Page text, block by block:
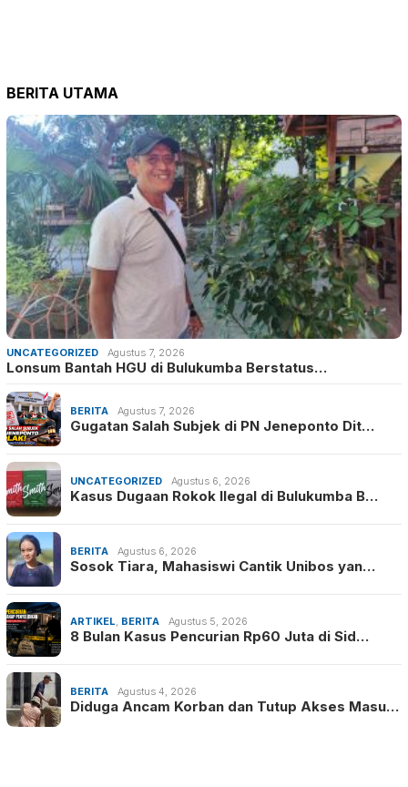
BERITA UTAMA
UNCATEGORIZED Agustus 7, 2026
Lonsum Bantah HGU di Bulukumba Berstatus…
BERITA Agustus 7, 2026
Gugatan Salah Subjek di PN Jeneponto Dit…
UNCATEGORIZED Agustus 6, 2026
Kasus Dugaan Rokok Ilegal di Bulukumba B…
BERITA Agustus 6, 2026
Sosok Tiara, Mahasiswi Cantik Unibos yan…
ARTIKEL, BERITA Agustus 5, 2026
8 Bulan Kasus Pencurian Rp60 Juta di Sid…
BERITA Agustus 4, 2026
Diduga Ancam Korban dan Tutup Akses Masu…